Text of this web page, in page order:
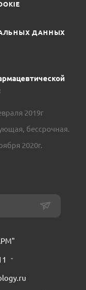
ДАННЫХ
2019г
бессрочная.
2020г.